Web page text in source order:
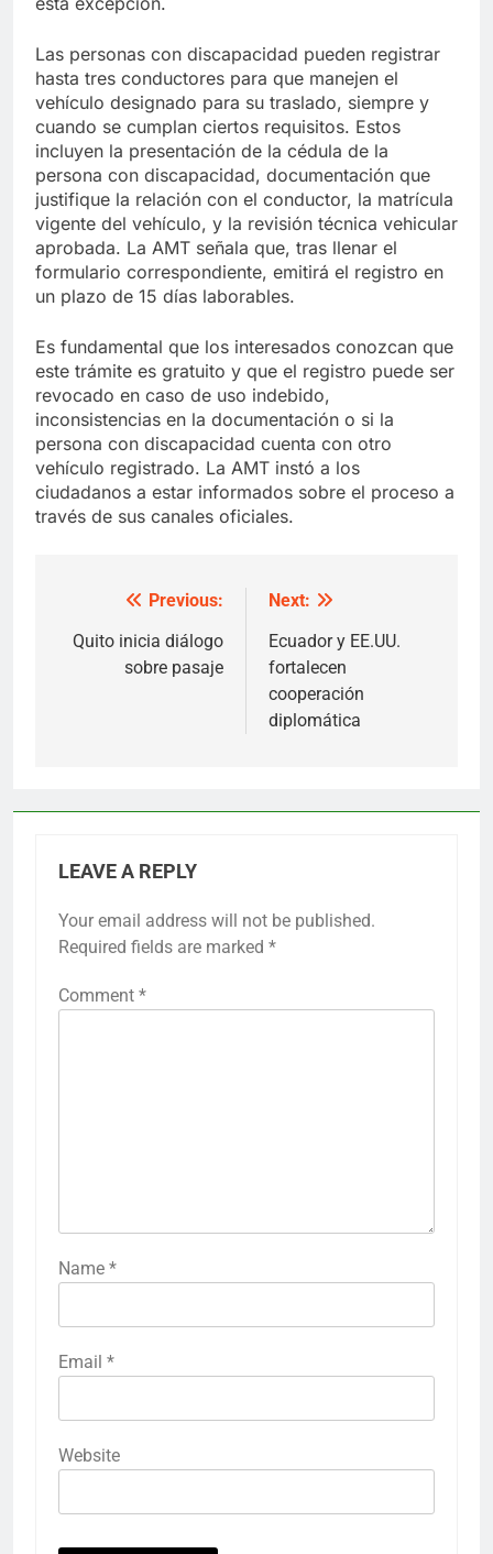
Las personas con discapacidad pueden registrar
hasta tres conductores para que manejen el
vehículo designado para su traslado, siempre y
cuando se cumplan ciertos requisitos. Estos
incluyen la presentación de la cédula de la
persona con discapacidad, documentación que
justifique la relación con el conductor, la matrícula
vigente del vehículo, y la revisión técnica vehicular
aprobada. La AMT señala que, tras llenar el
formulario correspondiente, emitirá el registro en
un plazo de 15 días laborables.
Es fundamental que los interesados conozcan que
este trámite es gratuito y que el registro puede ser
revocado en caso de uso indebido,
inconsistencias en la documentación o si la
persona con discapacidad cuenta con otro
vehículo registrado. La AMT instó a los
ciudadanos a estar informados sobre el proceso a
través de sus canales oficiales.
navigation
Previous:
Quito inicia diálogo
sobre pasaje
Next:
Ecuador y EE.UU.
fortalecen
cooperación
diplomática
LEAVE A REPLY
Your email address will not be published.
Required fields are marked *
Comment *
Name *
Email *
Website